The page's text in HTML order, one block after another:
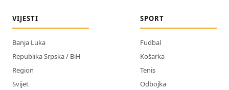
VIJESTI
Banja Luka
Republika Srpska / BiH
Region
Svijet
SPORT
Fudbal
Košarka
Tenis
Odbojka